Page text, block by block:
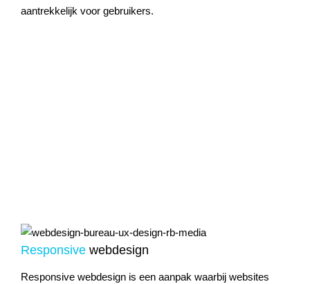
aantrekkelijk voor gebruikers.
Responsive webdesign
Responsive webdesign is een aanpak waarbij websites